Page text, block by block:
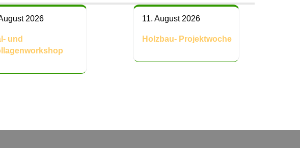
2026
und
11. August 2026
Holzbau- Projektwoche